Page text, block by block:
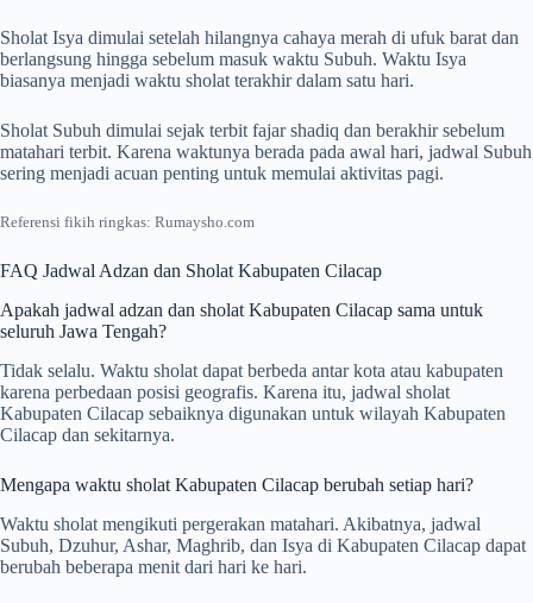
Sholat Isya dimulai setelah hilangnya cahaya merah di ufuk barat dan
berlangsung hingga sebelum masuk waktu Subuh. Waktu Isya
biasanya menjadi waktu sholat terakhir dalam satu hari.
Sholat Subuh dimulai sejak terbit fajar shadiq dan berakhir sebelum
matahari terbit. Karena waktunya berada pada awal hari, jadwal Subuh
sering menjadi acuan penting untuk memulai aktivitas pagi.
Referensi fikih ringkas: Rumaysho.com
FAQ Jadwal Adzan dan Sholat Kabupaten Cilacap
Apakah jadwal adzan dan sholat Kabupaten Cilacap sama untuk
seluruh Jawa Tengah?
Tidak selalu. Waktu sholat dapat berbeda antar kota atau kabupaten
karena perbedaan posisi geografis. Karena itu, jadwal sholat
Kabupaten Cilacap sebaiknya digunakan untuk wilayah Kabupaten
Cilacap dan sekitarnya.
Mengapa waktu sholat Kabupaten Cilacap berubah setiap hari?
Waktu sholat mengikuti pergerakan matahari. Akibatnya, jadwal
Subuh, Dzuhur, Ashar, Maghrib, dan Isya di Kabupaten Cilacap dapat
berubah beberapa menit dari hari ke hari.